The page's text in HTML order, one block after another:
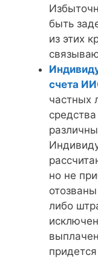
быть
из этих
счета
частных
но не
либо